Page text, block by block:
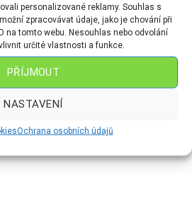
personalizované reklamy. Souhlas s
zpracovávat údaje, jako je chování při
na tomto webu. Nesouhlas nebo odvolání
určité vlastnosti a funkce.
PŘÍJMOUT
NASTAVENÍ
Ochrana osobních údajů
s.r.o
ozdoby a svícny s.r.o